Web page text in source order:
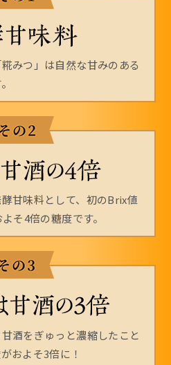
みつ」は自然な甘みのある
甘味料として、初のBrix値
そ4倍の糖度です。
酒をぎゅっと濃縮したこと
およそ3倍に！